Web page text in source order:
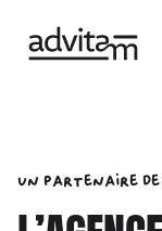
Un partenaire